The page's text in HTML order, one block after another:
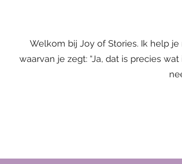
Welkom bij Joy of Stories. Ik help
waarvan je zegt: “Ja, dat is precies